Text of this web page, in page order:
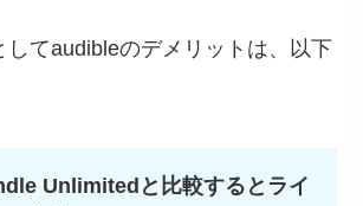
してaudibleのデメリットは、以下
Unlimitedと比較するとライ